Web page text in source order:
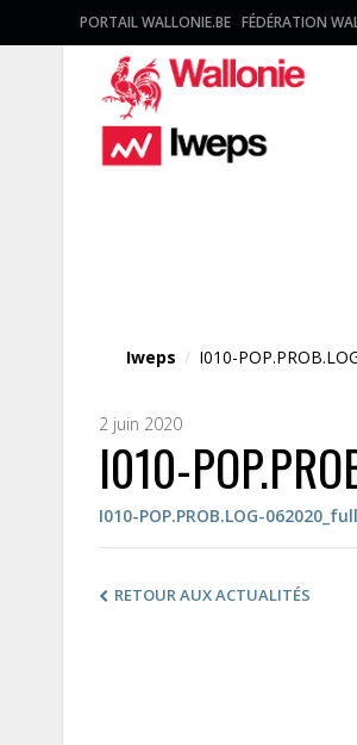
PORTAIL WALLONIE.BE FÉDÉRATION
Iweps / I010-
2 juin 2020
I010-
I010-POP.PROB.LOG-
RETOUR AUX ACTUALITÉS